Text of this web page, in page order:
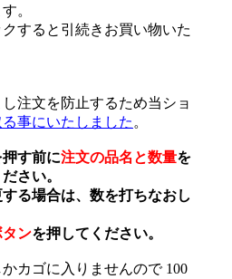
。
クすると引続きお買い物いた
注文を防止するため当ショ
事にいたしました 。
す前に注文の品名と数量を
い。
は、数を打ちなおし
ンを押してください。
カゴに入りませんので 100